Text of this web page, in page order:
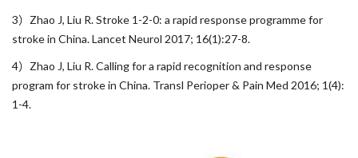
3）Zhao J, Liu R. Stroke 1-2-0: a rapid response programme for
stroke in China. Lancet Neurol 2017; 16(1):27-8.
4）Zhao J, Liu R. Calling for a rapid recognition and response
program for stroke in China. Transl Perioper & Pain Med 2016; 1(4):
1-4.